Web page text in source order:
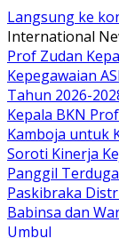
Langsung ke
International
Prof Zudan
Kepegawaian
Tahun 2026-
Kepala BKN
Kamboja untuk
Soroti Kinerja
Panggil
Paskibraka
Babinsa dan
Umbul